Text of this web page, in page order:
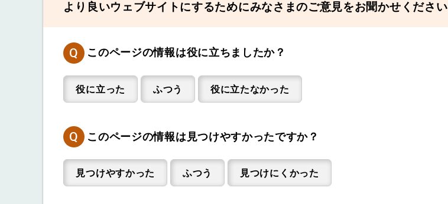
より良いウェブサイトにするためにみなさまのご意見をお聞かせください
Q このページの情報は役に立ちましたか？
役に立った ふつう 役に立たなかった
Q このページの情報は見つけやすかったですか？
見つけやすかった ふつう 見つけにくかった